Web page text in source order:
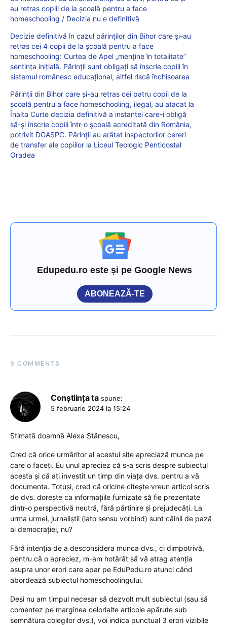
au retras copiii de la școală pentru a face
homeschooling / Decizia nu e definitivă
Decizie definitivă în cazul părinților din Bihor care și-au
retras cei 4 copii de la școală pentru a face
homeschooling: Curtea de Apel „menține în totalitate”
sentința inițială. Părinții sunt obligați să înscrie copiii în
sistemul românesc educațional, altfel riscă închisoarea
Părinții din Bihor care și-au retras cei patru copii de la
școală pentru a face homeschooling, ilegal, au atacat la
Înalta Curte decizia definitivă a instanței care-i obligă
să-și înscrie copiii într-o școală acreditată din România,
potrivit DGASPC. Părinții au arătat inspectorilor cereri
de transfer ale copiilor la Liceul Teologic Penticostal
Oradea
Edupedu.ro este și pe Google News
ABONEAZĂ-TE
9 COMMENTS
Conștiința ta spune:
5 februarie 2024 la 15:24
Stimată doamnă Alexa Stănescu,
Cred că orice urmăritor al acestui site apreciază munca pe
care o faceți. Eu unul apreciez că s-a scris despre subiectul
acesta și că ați investit un timp din viața dvs. pentru a vă
documenta. Totuși, cred că oricine citește vreun articol scris
de dvs. dorește ca informațiile furnizate să fie prezentate
dintr-o perspectivă neutră, fără părtinire și prejudecăți. La
urma urmei, jurnaliștii (lato sensu vorbind) sunt câinii de pază
ai democrației, nu?
Fără intenția de a desconsidera munca dvs., ci dimpotrivă,
pentru că o apreciez, m-am hotărât să vă atrag atenția
asupra unor erori care apar pe EduPedu.ro atunci când
abordează subiectul homeschoolingului.
Deși nu am timpul necesar să dezvolt mult subiectul (sau să
comentez pe marginea celorlalte articole apărute sub
semnătura colegilor dvs.), voi indica punctual 3 erori vizibile